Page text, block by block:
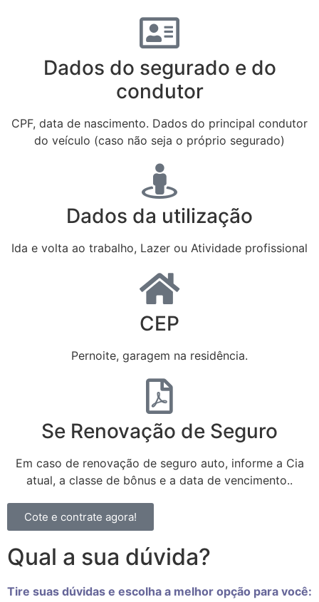
Dados do segurado e do
condutor
CPF, data de nascimento. Dados do principal condutor
do veículo (caso não seja o próprio segurado)
Dados da utilização
Ida e volta ao trabalho, Lazer ou Atividade profissional
CEP
Pernoite, garagem na residência.
Se Renovação de Seguro
Em caso de renovação de seguro auto, informe a Cia
atual, a classe de bônus e a data de vencimento..
Cote e contrate agora!
Qual a sua dúvida?
Tire suas dúvidas e escolha a melhor opção para você: